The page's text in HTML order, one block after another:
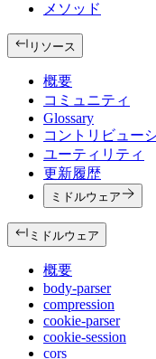
メソッド
リソース
概要
コミュニティ
Glossary
コントリビュー
ユーティリティ
更新履歴
ミドルウェア
ミドルウェア
概要
body-parser
compression
cookie-parser
cookie-session
cors